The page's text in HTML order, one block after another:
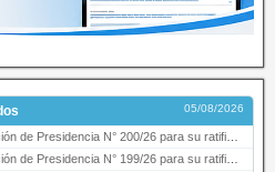
05/08/2026
de Presidencia N° 200/26 para su ratificación.
de Presidencia N° 199/26 para su ratificación.